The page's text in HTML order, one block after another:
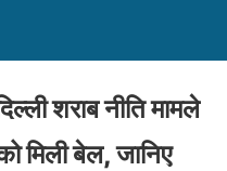
शराब नीति मामले
मिली बेल, जानिए